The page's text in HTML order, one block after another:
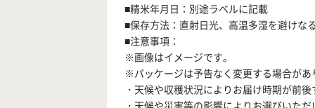
■精米年月日：別途ラベルに記載
■保存方法：直射日光、高温多湿を避けな
■注意事項：
※画像はイメージです。
※パッケージは予告なく変更する場合があ
・天候や収穫状況によりお届け時期が前
・天候や災害等の影響によりお選びいた